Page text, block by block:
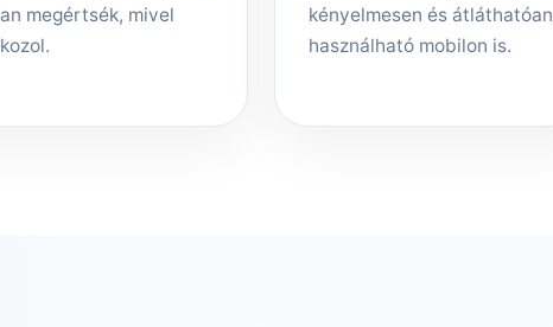
megértsék, mivel
kényelmesen és átláthatóan
használható mobilon is.